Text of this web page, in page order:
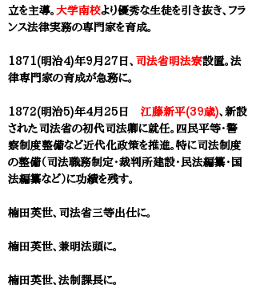
立を主導。 大学南校より優秀な生徒を引き抜き、フラ
ンス法律実務の専門家を育成。​
1871(明治4)年9月27日、 司法省明法寮設置。法
律専門家の育成が急務に。
1872(明治5)年4月25日 江藤新平(39歳)、新設
された司法省の初代司法卿に就任。四民平等・警
察制度整備など近代化政策を推進。特に司法制度
の整備（司法職務制定・裁判所建設・民法編纂・国
法編纂など）に功績を残す。
楠田英世、司法省三等出仕に。
楠田英世、兼明法頭に。
楠田英世、法制課長に。